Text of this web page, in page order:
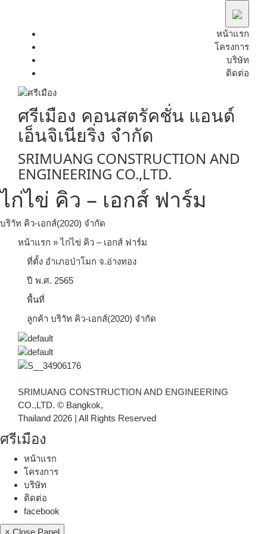
หน้าแรก
โครงการ
บริษัท
ติดต่อ
ศรีเมือง คอนสตรัคชั่น แอนด์
เอ็นจิเนียริ่ง จำกัด
SRIMUANG CONSTRUCTION AND
ENGINEERING CO.,LTD.
ไก่ไข่ คิว – เอกส์ ฟาร์ม
บริาัท คิว-เอกส์(2020) จำกัด
หน้าแรก »ไก่ไข่ คิว – เอกส์ ฟาร์ม
ที่ตั้ง อำเภอป่าโมก จ.อ่างทอง
ปี พ.ศ. 2565
พื้นที่
ลูกค้า บริาัท คิว-เอกส์(2020) จำกัด
SRIMUANG CONSTRUCTION AND ENGINEERING
CO.,LTD. © Bangkok,
Thailand 2026 | All Rights Reserved
Scroll
ศรีเมือง
หน้าแรก
โครงการ
บริษัท
ติดต่อ
facebook